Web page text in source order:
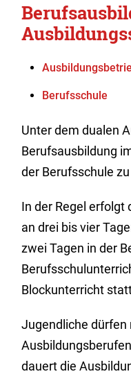
Berufsschule
Unter dem dualen
Berufsausbildung
der Berufsschule
In der Regel erfolgt
an drei bis vier
zwei Tagen in der
Blockunterricht
Jugendliche dürfen
dauert die